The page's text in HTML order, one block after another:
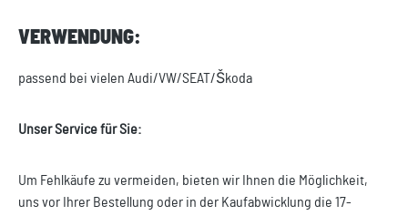
VERWENDUNG:
passend bei vielen Audi/VW/SEAT/Škoda
Unser Service für Sie:
Um Fehlkäufe zu vermeiden, bieten wir Ihnen die Möglichkeit,
uns vor Ihrer Bestellung oder in der Kaufabwicklung die 17-